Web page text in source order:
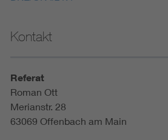
Kontakt
Referat
Roman Ott
Merianstr. 28
63069 Offenbach am Main